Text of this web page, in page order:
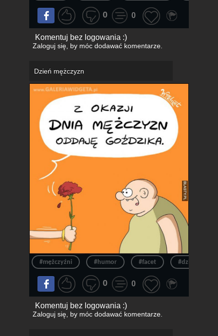
0 0
Komentuj bez logowania :)
Zaloguj się, by móc dodawać komentarze.
Dzień mężczyzn
#mężczyźni #humor #facet #dzień
0 0
Komentuj bez logowania :)
Zaloguj się, by móc dodawać komentarze.